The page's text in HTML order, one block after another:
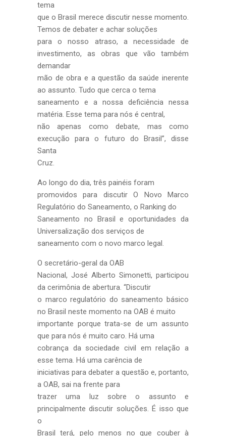
tema
que o Brasil merece discutir nesse momento.
Temos de debater e achar soluções
para o nosso atraso, a necessidade de
investimento, as obras que vão também
demandar
mão de obra e a questão da saúde inerente
ao assunto. Tudo que cerca o tema
saneamento e a nossa deficiência nessa
matéria. Esse tema para nós é central,
não apenas como debate, mas como
execução para o futuro do Brasil”, disse
Santa
Cruz.
Ao longo do dia, três painéis foram
promovidos para discutir O Novo Marco
Regulatório do Saneamento, o Ranking do
Saneamento no Brasil e oportunidades da
Universalização dos serviços de
saneamento com o novo marco legal.
O secretário-geral da OAB
Nacional, José Alberto Simonetti, participou
da cerimônia de abertura. “Discutir
o marco regulatório do saneamento básico
no Brasil neste momento na OAB é muito
importante porque trata-se de um assunto
que para nós é muito caro. Há uma
cobrança da sociedade civil em relação a
esse tema. Há uma carência de
iniciativas para debater a questão e, portanto,
a OAB, sai na frente para
trazer uma luz sobre o assunto e
principalmente discutir soluções. É isso que
o
Brasil terá, pelo menos no que couber à